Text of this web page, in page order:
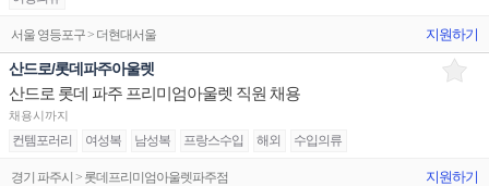
서울 영등포구 > 더현대서울 지원하기
산드로/롯데파주아울렛
산드로 롯데 파주 프리미엄아울렛 직원 채용
채용시까지
컨템포러리 여성복 남성복 프랑스수입 해외 수입의류
경기 파주시 > 롯데프리미엄아울렛파주점 지원하기